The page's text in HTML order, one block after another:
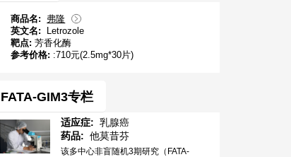
商品名: 弗隆
英文名:
Letrozole
靶点:芳香化酶
参考价格: :710元(2.5mg*30片)
FATA-GIM3专栏
适应症: 乳腺癌
药品: 他莫昔芬
该多中心非盲随机3期研究（FATA-